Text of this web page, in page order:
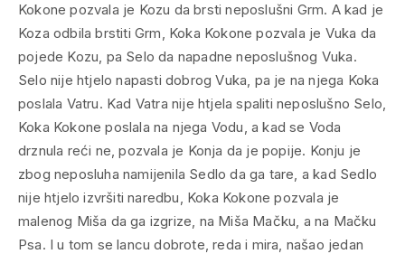
Kokone pozvala je Kozu da brsti neposlušni Grm. A kad je
Koza odbila brstiti Grm, Koka Kokone pozvala je Vuka da
pojede Kozu, pa Selo da napadne neposlušnog Vuka.
Selo nije htjelo napasti dobrog Vuka, pa je na njega Koka
poslala Vatru. Kad Vatra nije htjela spaliti neposlušno Selo,
Koka Kokone poslala na njega Vodu, a kad se Voda
drznula reći ne, pozvala je Konja da je popije. Konju je
zbog neposluha namijenila Sedlo da ga tare, a kad Sedlo
nije htjelo izvršiti naredbu, Koka Kokone pozvala je
malenog Miša da ga izgrize, na Miša Mačku, a na Mačku
Psa. I u tom se lancu dobrote, reda i mira, našao jedan